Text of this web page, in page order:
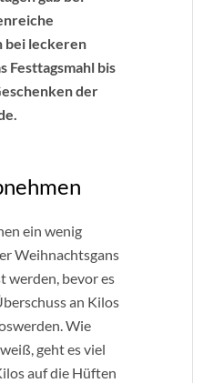
bei leckeren
Festtagsmahl bis
der
ein wenig
Weihnachtsgans
werden, bevor es
an Kilos
Wie
geht es viel
auf die Hüften